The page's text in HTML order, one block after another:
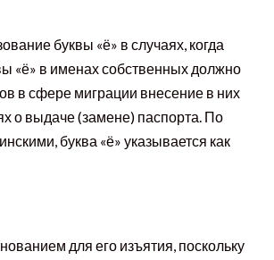
буквы «ё» в случаях, когда
«ё» в именах собственных должно
в сфере миграции внесение в них
о выдаче (замене) паспорта. По
буква «ё» указывается как
для его изъятия, поскольку